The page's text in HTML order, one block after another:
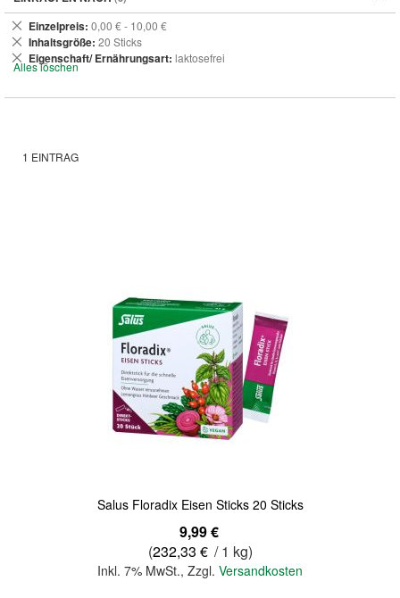
1 EINTRAG
Salus Floradix Eisen Sticks 20 Sticks
9,99 €
(232,33 € / 1 kg)
Inkl. 7% MwSt., Zzgl. Versandkosten
Einzelpreis 0,00 € - 10,00 €
Dies
entfernen
Inhaltsgröße 20 Sticks
Dies
entfernen
Eigenschaft/ Ernährungsart laktosefrei
Dies
entfernen
Alles löschen